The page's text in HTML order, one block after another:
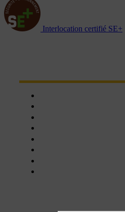
Interlocation certifié SE+